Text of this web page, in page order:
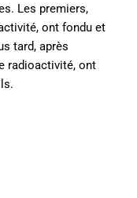
Les premiers,
ont fondu et
tard, après
radioactivité, ont